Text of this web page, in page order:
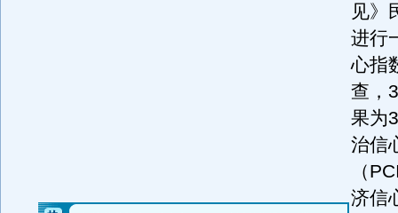
见》
进行
心指
查，
果为
治信
（
济信